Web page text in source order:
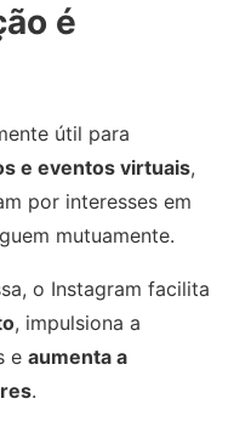
é
útil para
e eventos virtuais,
por interesses em
mutuamente.
o Instagram facilita
, impulsiona a
e aumenta a
.